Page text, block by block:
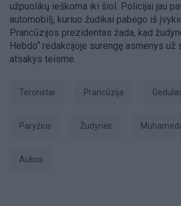
užpuolikų ieškoma iki šiol. Policijai jau
automobilį, kuriuo žudikai pabėgo iš
Prancūzijos prezidentas žada, kad
Hebdo“ redakcijoje surengę asmenys už
atsakys teisme.
teroristai Prancūzija
Paryžius Žudynės
aukos